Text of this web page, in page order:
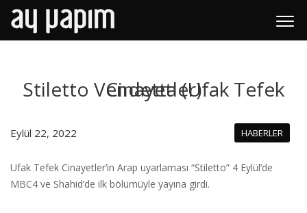
Stiletto Vendetta (Ufak Tefek Cinayetler)
Eylül 22, 2022 HABERLER
Ufak Tefek Cinayetler’in Arap uyarlaması “Stiletto” 4 Eylül’de
MBC4 ve Shahid’de ilk bölümüyle yayına girdi.